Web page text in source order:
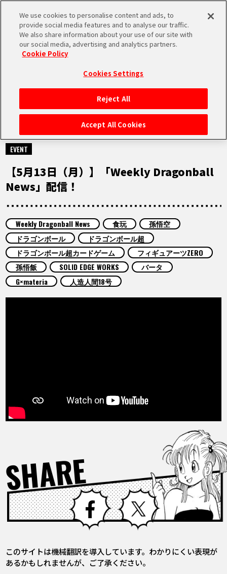
MEN
HOME
NEWS
RANKING
MOVIE
COLUMNS
ABOUT
MOVIE
2024.05.13
EVENT
【5月13日（月）】「Weekly Dragonball
News」配信！
Weekly Dragonball News 食玩
孫悟空
ドラゴンボール
ドラゴンボール超
ドラゴンボール超カードゲーム
フィギュアーツZERO
孫悟飯
SOLID EDGE WORKS
バータ
G×materia
人造人間18号
SHARE Facebook X
このサイトは機械翻訳を導入しています。わかりにくい表現が
あるかもしれませんが、ご了承ください。
We use cookies to personalise content and ads, to
provide social media features and to analyse our traffic.
We also share information about your use of our site with
our social media, advertising and analytics partners.
Cookie Policy
Cookies Settings
Reject All
Accept All Cookies